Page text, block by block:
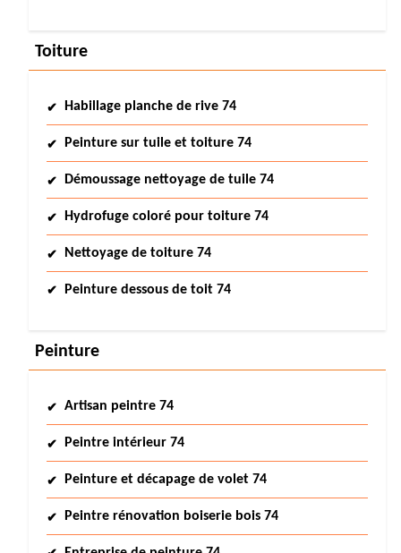
Toiture
Habillage planche de rive 74
Peinture sur tuile et toiture 74
Démoussage nettoyage de tuile 74
Hydrofuge coloré pour toiture 74
Nettoyage de toiture 74
Peinture dessous de toit 74
Peinture
Artisan peintre 74
Peintre intérieur 74
Peinture et décapage de volet 74
Peintre rénovation boiserie bois 74